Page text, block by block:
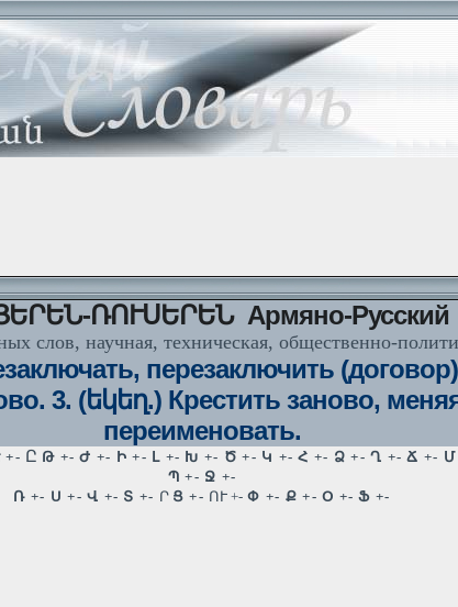
ՌՈՒՍԵՐԵՆ Армяно-Русский
слов, научная, техническая, общественно-
перезаключить
3. (եկեղ.) Крестить заново,
переименовать.